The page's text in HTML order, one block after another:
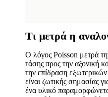
Τι μετρά η
Ο λόγος Poisson μετρά
τάσης προς την αξονική
την επίδραση
είναι ζωτικής σημασίας
ένα υλικό